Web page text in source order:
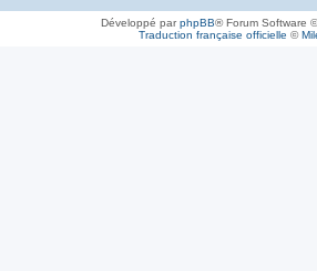
Développé parphpBB® Forum Software
Traduction française officielle ©